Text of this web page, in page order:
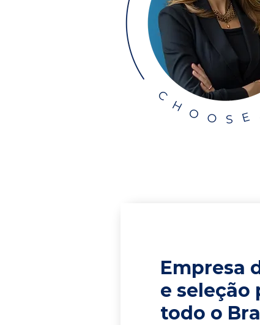
Empresa
e seleção
todo o